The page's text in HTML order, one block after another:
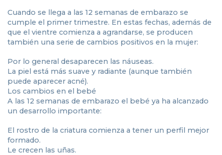
Cuando se llega a las 12 semanas de embarazo se
cumple el primer trimestre. En estas fechas, además de
que el vientre comienza a agrandarse, se producen
también una serie de cambios positivos en la mujer:
Por lo general desaparecen las náuseas.
La piel está más suave y radiante (aunque también
puede aparecer acné).
Los cambios en el bebé
A las 12 semanas de embarazo el bebé ya ha alcanzado
un desarrollo importante:
El rostro de la criatura comienza a tener un perfil mejor
formado.
Le crecen las uñas.